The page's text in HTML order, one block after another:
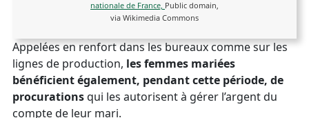
nationale de France, Public domain,
via Wikimedia Commons
Appelées en renfort dans les bureaux comme sur les
lignes de production, les femmes mariées
bénéficient également, pendant cette période, de
procurationsqui les autorisent à gérer l’argent du
compte de leur mari.